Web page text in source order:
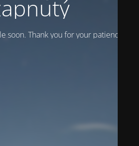
soon. Thank you for your patience!